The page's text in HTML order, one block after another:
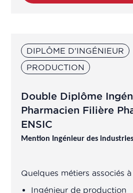
​Chef de gamme
Chef de projet /
économiques, Market
remboursement) (en
Chef de projet /
Economics and
DIPLÔME D'INGÉNIEUR
PRODUCTION
Double Diplôme
Pharmacien Filière
ENSIC
Mention Ingénieur des
Quelques métiers associés
Ingénieur de production